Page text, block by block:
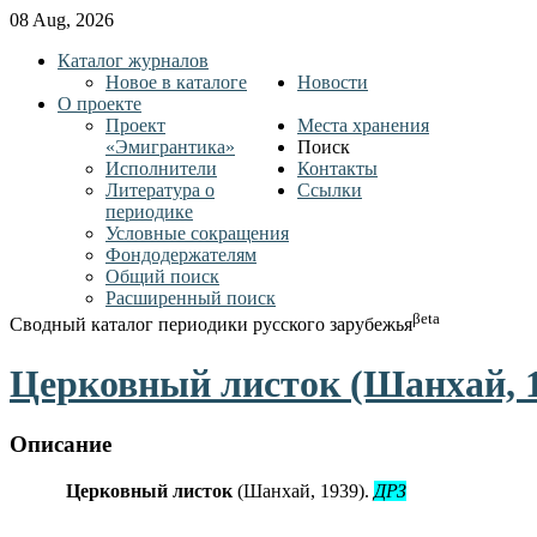
08 Aug, 2026
Каталог журналов
Новое в каталоге
Новости
О проекте
Проект
«Эмигрантика»
Исполнители
Литература о
периодике
Условные сокращения
Фондодержателям
Места хранения
Поиск
Общий поиск
Расширенный поиск
Контакты
Ссылки
Сводный каталог периодики русского зарубежьяβeta
Церковный листок (Шанхай,
Описание
Церковный листок (Шанхай, 1939). ДРЗ